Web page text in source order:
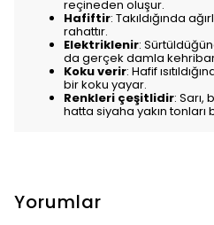
reçineden oluşur.
Hafiftir: Takıldığında
rahattır.
Elektriklenir:
da gerçek damla
Koku verir: Hafif
bir koku yayar.
Renkleri çeşitlidir: Sarı,
hatta siyaha yakın tonları
Yorumlar